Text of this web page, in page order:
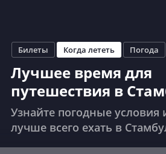
Билеты Когда лететь Погода
Лучшее время для
путешествия в
Узнайте погодные условия
лучше всего ехать в